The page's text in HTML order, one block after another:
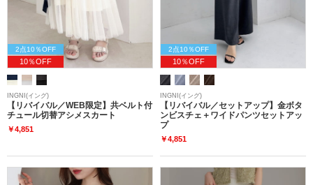
2点10％OFF
10％OFF
INGNI(イング)
【リバイバル／WEB限定】共ベルト付
チュール切替アシメスカート
￥4,851
2点10％OFF
10％OFF
INGNI(イング)
【リバイバル／セットアップ】金ボタ
ンビスチェ＋ワイドパンツセットアッ
プ
￥4,851